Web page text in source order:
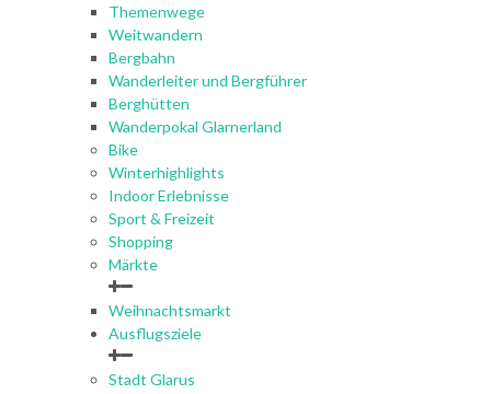
Themenwege
Weitwandern
Bergbahn
Wanderleiter und Bergführer
Berghütten
Wanderpokal Glarnerland
Bike
Winterhighlights
Indoor Erlebnisse
Sport & Freizeit
Shopping
Märkte
Weihnachtsmarkt
Ausflugsziele
Stadt Glarus